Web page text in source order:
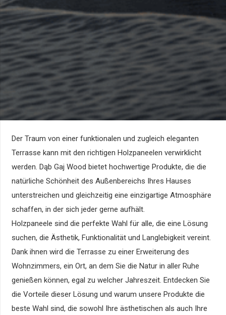
Der Traum von einer funktionalen und zugleich eleganten
Terrasse kann mit den richtigen Holzpaneelen verwirklicht
werden. Dąb Gaj Wood bietet hochwertige Produkte, die die
natürliche Schönheit des Außenbereichs Ihres Hauses
unterstreichen und gleichzeitig eine einzigartige Atmosphäre
schaffen, in der sich jeder gerne aufhält.
Holzpaneele sind die perfekte Wahl für alle, die eine Lösung
suchen, die Ästhetik, Funktionalität und Langlebigkeit vereint.
Dank ihnen wird die Terrasse zu einer Erweiterung des
Wohnzimmers, ein Ort, an dem Sie die Natur in aller Ruhe
genießen können, egal zu welcher Jahreszeit. Entdecken Sie
die Vorteile dieser Lösung und warum unsere Produkte die
beste Wahl sind, die sowohl Ihre ästhetischen als auch Ihre